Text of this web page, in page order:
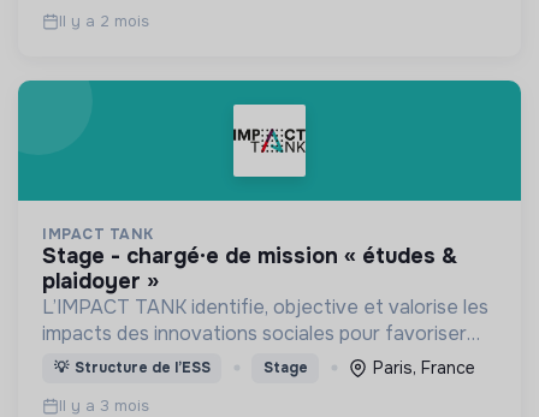
Il y a 2 mois
IMPACT TANK
stage - chargé·e de mission « études &
plaidoyer »
L’IMPACT TANK identifie, objective et valorise les
impacts des innovations sociales pour favoriser
leur développement à grande échelle et apporter
💡 Structure de l’ESS Stage Paris, France
Il y a 3 mois